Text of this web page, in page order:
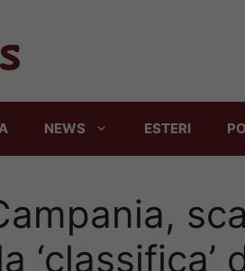
NEWS ESTERI
‘classifica’